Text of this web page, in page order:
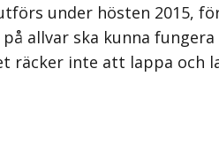
under hösten 2015,
allvar ska kunna
räcker inte att lappa och